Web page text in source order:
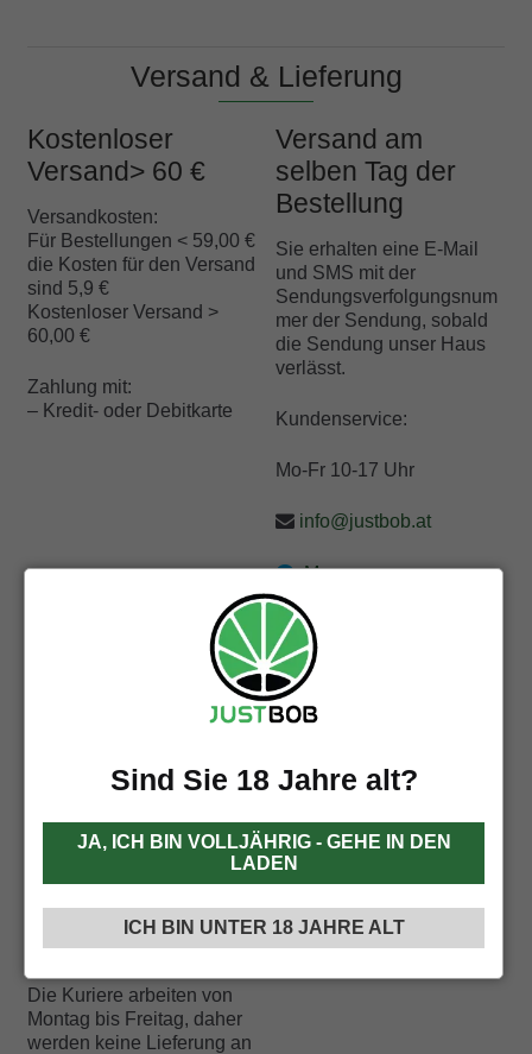
Versand & Lieferung
Kostenloser
Versand> 60 €
Versandkosten:
Für Bestellungen < 59,00 €
die Kosten für den Versand
sind 5,9 €
Kostenloser Versand >
60,00 €
Zahlung mit:
– Kredit- oder Debitkarte
Versand am
selben Tag der
Bestellung
Sie erhalten eine E-Mail
und SMS mit der
Sendungsverfolgungsnum
mer der Sendung, sobald
die Sendung unser Haus
verlässt.
Kundenservice:
Mo-Fr 10-17 Uhr
info@justbob.at
Messenger
+43 720 022448
Sendungsverfolgu
Lieferzeiten
Genug mit langen
Wartezeiten! Ab jetzt erfolgt
dem Datum der
Auftragsbestätigung.
Die Kuriere arbeiten von
Montag bis Freitag, daher
werden keine Lieferung an
Sind Sie 18 Jahre alt?
JA, ICH BIN VOLLJÄHRIG - GEHE IN DEN
LADEN
ICH BIN UNTER 18 JAHRE ALT